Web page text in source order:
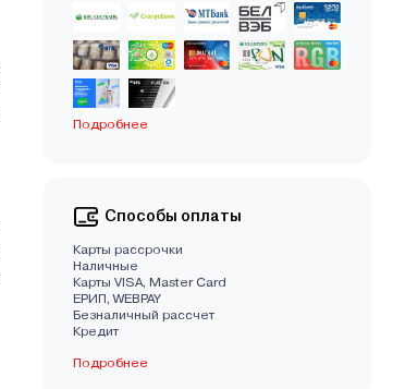
Подробнее
Способы оплаты
Карты рассрочки
Наличные
Карты VISA, Master Card
EРИП, WEBPAY
Безналичный рассчет
Кредит
Подробнее